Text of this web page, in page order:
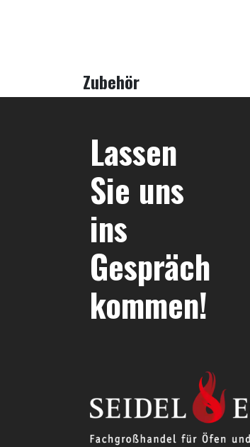
Zubehör
Lassen
Sie uns
ins
Gespräch
kommen!